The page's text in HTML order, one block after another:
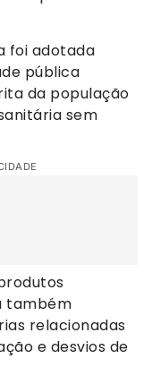
foi adotada
pública
da população
sem
também
relacionadas
e desvios de